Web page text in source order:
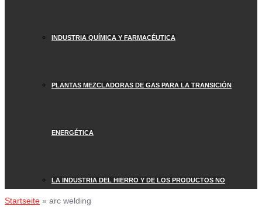
INDUSTRIA QUÍMICA Y FARMACÉUTICA
PLANTAS MEZCLADORAS DE GAS PARA LA TRANSICIÓN
ENERGÉTICA
LA INDUSTRIA DEL HIERRO Y DE LOS PRODUCTOS NO
Startseite » arc welding